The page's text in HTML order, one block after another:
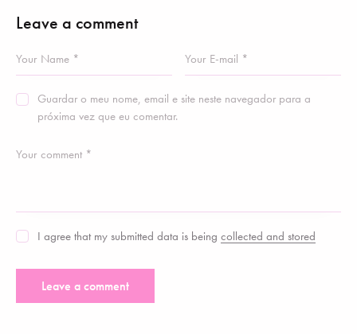
Leave a comment
Guardar o meu nome, email e site neste navegador para a
próxima vez que eu comentar.
I agree that my submitted data is being collected and stored